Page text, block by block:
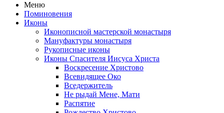
Меню
Поминовения
Иконы
Иконописной мастерской монастыря
Мануфактуры монастыря
Рукописные иконы
Иконы Спасителя Иисуса Христа
Воскресение Христово
Всевидящее Око
Вседержитель
Не рыдай Мене, Мати
Распятие